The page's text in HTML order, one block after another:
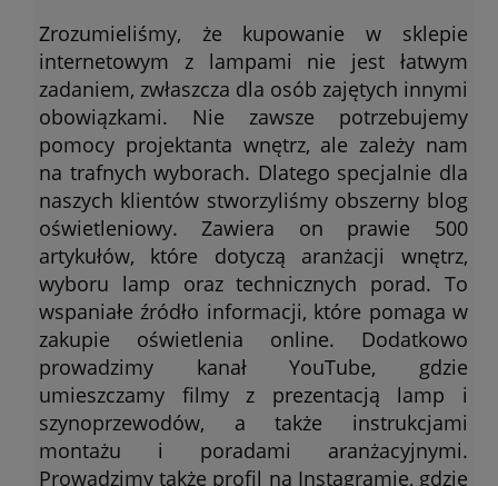
Zrozumieliśmy, że kupowanie w sklepie
internetowym z lampami nie jest łatwym
zadaniem, zwłaszcza dla osób zajętych innymi
obowiązkami. Nie zawsze potrzebujemy
pomocy projektanta wnętrz, ale zależy nam
na trafnych wyborach. Dlatego specjalnie dla
naszych klientów stworzyliśmy obszerny blog
oświetleniowy. Zawiera on prawie 500
artykułów, które dotyczą aranżacji wnętrz,
wyboru lamp oraz technicznych porad. To
wspaniałe źródło informacji, które pomaga w
zakupie oświetlenia online. Dodatkowo
prowadzimy kanał YouTube, gdzie
umieszczamy filmy z prezentacją lamp i
szynoprzewodów, a także instrukcjami
montażu i poradami aranżacyjnymi.
Prowadzimy także profil na Instagramie, gdzie